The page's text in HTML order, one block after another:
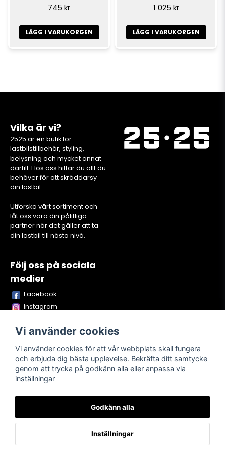
745 kr
LÄGG I VARUKORGEN
1 025 kr
LÄGG I VARUKORGEN
Vilka är vi?
2525 är en butik för
lastbilstillbehör, styling,
belysning och mycket annat
därtill. Hos oss hittar du allt du
behöver för att skräddarsy
din lastbil.
Utforska vårt sortiment och
låt oss vara din pålitliga
partner när det gäller att ta
din lastbil till nästa nivå.
Följ oss på sociala
medier
Facebook
Instagram
TikTok
Köpvillkor Kontakta oss Om oss
Vi använder cookies
Vi använder cookies för att vår webbplats skall fungera
och erbjuda dig bästa upplevelse. Bekräfta ditt samtycke
genom att trycka på godkänn alla eller anpassa via
inställningar
Godkänn alla
Inställningar